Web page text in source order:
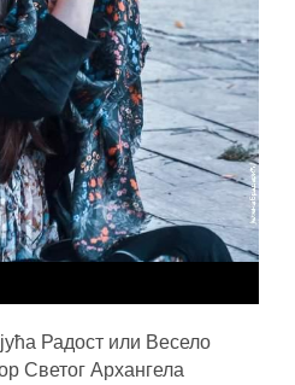
Радост или Весело
Светог Архангела